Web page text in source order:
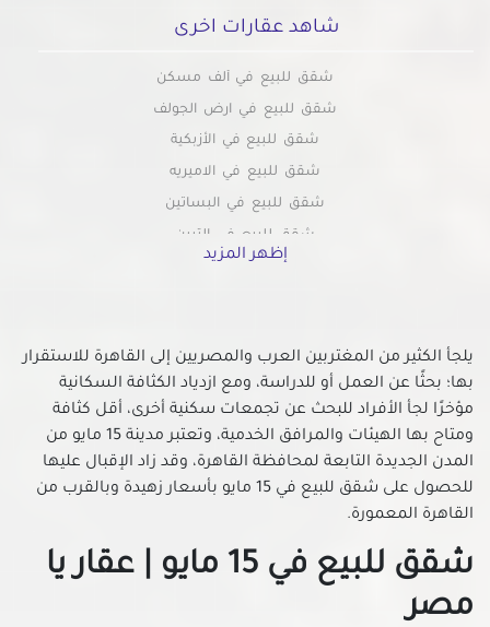
شاهد عقارات اخرى
شقق للبيع في ألف مسكن
شقق للبيع في ارض الجولف
شقق للبيع في الأزبكية
شقق للبيع في الاميريه
شقق للبيع في البساتين
شقق للبيع في التبين
شقق للبيع بالتجمع الاول
شقق للبيع في الجمالية
شقق للبيع في الحسين
شقق للبيع في الحى السابع بمدينة نصر
شقق للبيع في الحى العاشر بمدينة نصر
شقق للبيع في الخلفاوي
شقق للبيع في الدرب الأحمر
شقق للبيع في الزاوية الحمراء
إظهر المزيد
يلجأ الكثير من المغتربين العرب والمصريين إلى القاهرة للاستقرار
بها؛ بحثًا عن العمل أو للدراسة، ومع ازدياد الكثافة السكانية
مؤخرًا لجأ الأفراد للبحث عن تجمعات سكنية أخرى، أقل كثافة
ومتاح بها الهيئات والمرافق الخدمية، وتعتبر مدينة 15 مايو من
المدن الجديدة التابعة لمحافظة القاهرة، وقد زاد الإقبال عليها
للحصول على شقق للبيع في 15 مايو بأسعار زهيدة وبالقرب من
القاهرة المعمورة.
شقق للبيع في 15 مايو | عقار يا
مصر